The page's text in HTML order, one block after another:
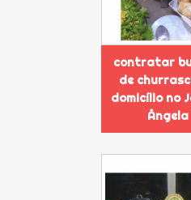
contratar
de
domicílio no
Ângela